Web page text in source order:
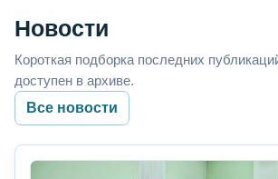
Новости
Короткая подборка последних
доступен в архиве.
Все новости